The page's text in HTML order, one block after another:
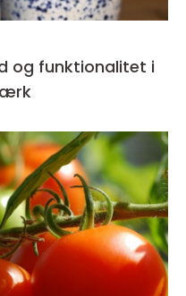
og funktionalitet i